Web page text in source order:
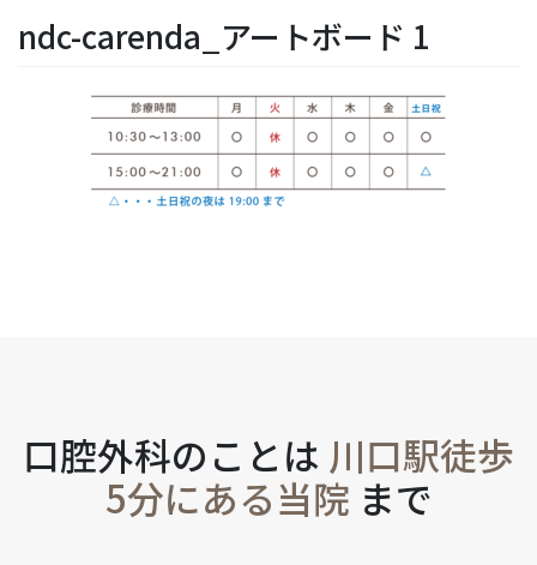
ndc-carenda_アートボード 1
口腔外科のことは 川口駅徒歩
5分にある当院 まで